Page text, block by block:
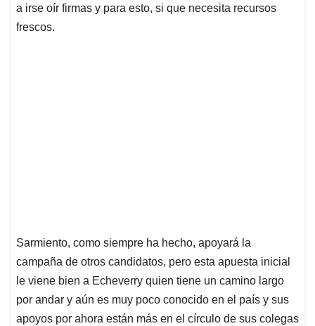
a irse oír firmas y para esto, si que necesita recursos
frescos.
Sarmiento, como siempre ha hecho, apoyará la
campaña de otros candidatos, pero esta apuesta inicial
le viene bien a Echeverry quien tiene un camino largo
por andar y aún es muy poco conocido en el país y sus
apoyos por ahora están más en el círculo de sus colegas